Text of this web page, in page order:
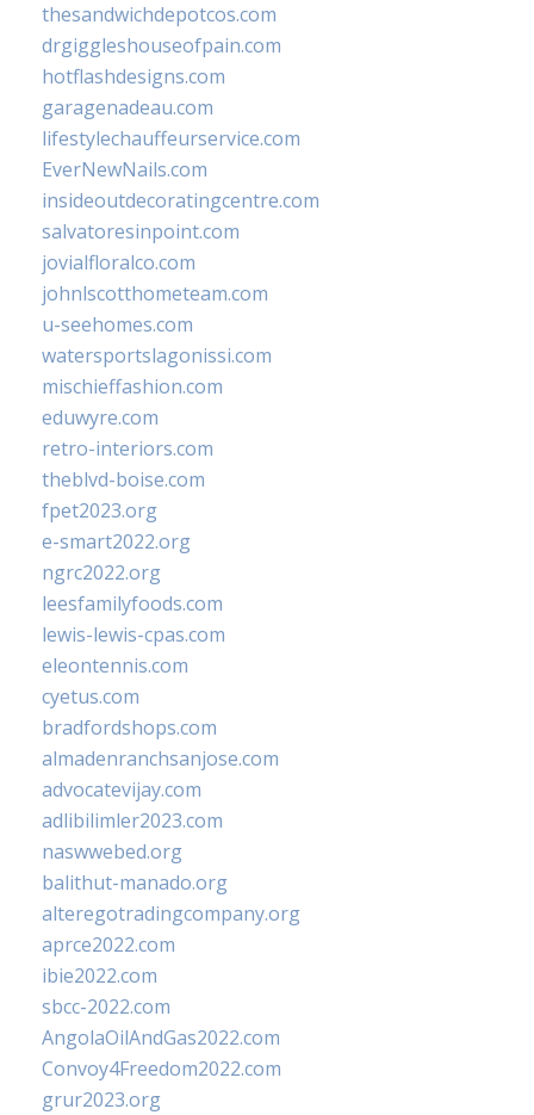
thesandwichdepotcos.com
drgiggleshouseofpain.com
hotflashdesigns.com
garagenadeau.com
lifestylechauffeurservice.com
EverNewNails.com
insideoutdecoratingcentre.com
salvatoresinpoint.com
jovialfloralco.com
johnlscotthometeam.com
u-seehomes.com
watersportslagonissi.com
mischieffashion.com
eduwyre.com
retro-interiors.com
theblvd-boise.com
fpet2023.org
e-smart2022.org
ngrc2022.org
leesfamilyfoods.com
lewis-lewis-cpas.com
eleontennis.com
cyetus.com
bradfordshops.com
almadenranchsanjose.com
advocatevijay.com
adlibilimler2023.com
naswwebed.org
balithut-manado.org
alteregotradingcompany.org
aprce2022.com
ibie2022.com
sbcc-2022.com
AngolaOilAndGas2022.com
Convoy4Freedom2022.com
grur2023.org